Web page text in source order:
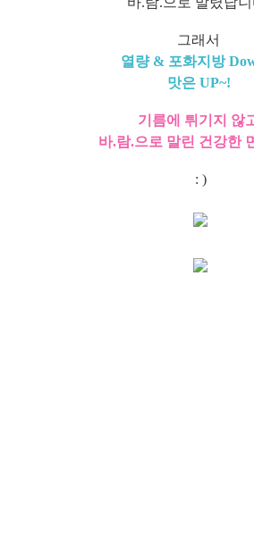
그래서
열량 & 포화지방
맛은 UP~!
기름에 튀기지 않
바.람.으로 말린 건강한
: )